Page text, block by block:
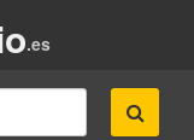
.es